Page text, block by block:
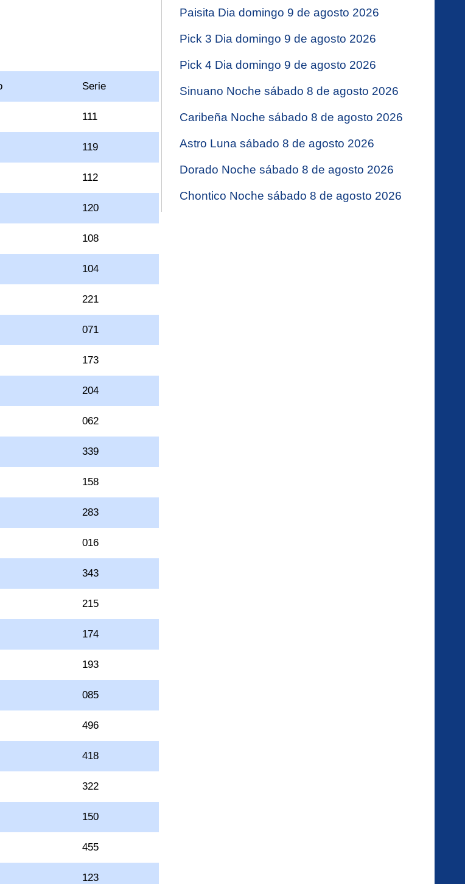
Serie
111
119
112
120
108
104
221
071
173
204
062
339
158
283
016
343
215
174
193
085
496
418
322
150
455
123
Paisita Dia domingo 9 de agosto 2026
Pick 3 Dia domingo 9 de agosto 2026
Pick 4 Dia domingo 9 de agosto 2026
Sinuano Noche sábado 8 de agosto 2026
Caribeña Noche sábado 8 de agosto 2026
Astro Luna sábado 8 de agosto 2026
Dorado Noche sábado 8 de agosto 2026
Chontico Noche sábado 8 de agosto 2026